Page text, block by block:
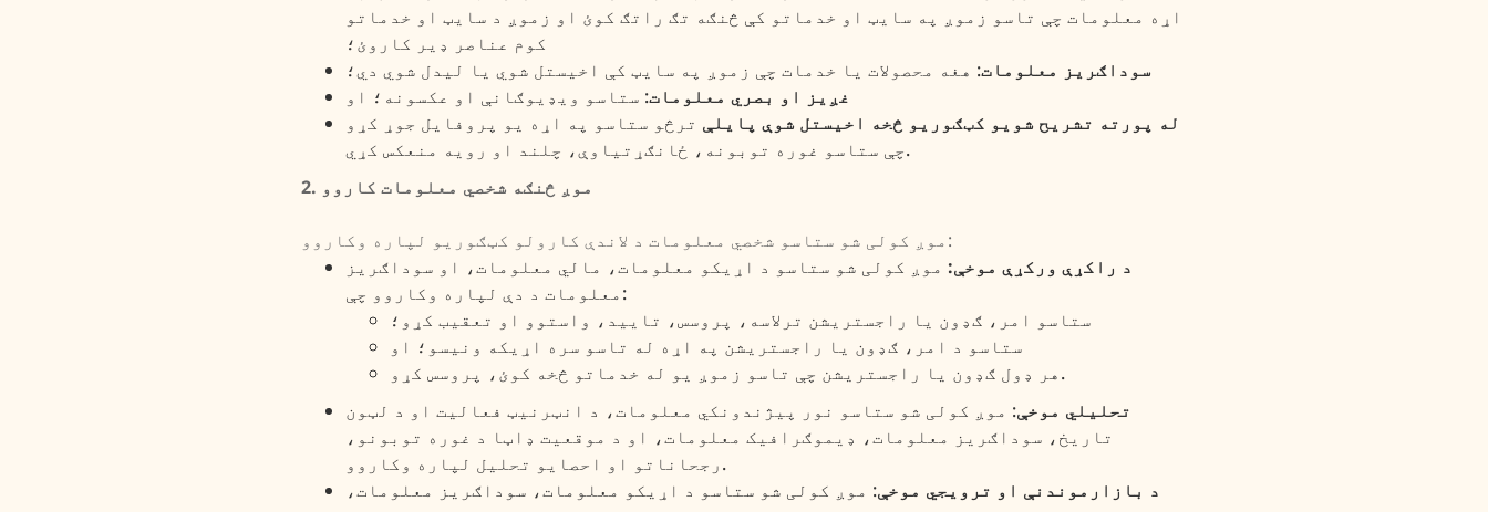
اړه معلومات چې تاسو زموږ په سایټ او خدماتو کې څنګه تګ راتګ کوئ او زموږ د سایټ او خدماتو
کوم عناصر ډیر کاروئ؛
سوداګریز معلومات: هغه محصولات یا خدمات چې زموږ په سایټ کې اخیستل شوي یا لیدل شوي دي؛
غږیز او بصري معلومات: ستاسو ویډیوګانې او عکسونه؛ او
له پورته تشریح شویو کټګوریو څخه اخیستل شوې پایلې ترڅو ستاسو په اړه یو پروفایل جوړ کړو
چې ستاسو غوره توبونه، ځانګړتیاوې، چلند او رویه منعکس کړي.
2. موږ څنګه شخصي معلومات کاروو
موږ کولی شو ستاسو شخصي معلومات د لاندې کارولو کټګوریو لپاره وکاروو:
د راکړې ورکړې موخې: موږ کولی شو ستاسو د اړیکو معلومات، مالي معلومات، او سوداګریز
معلومات د دې لپاره وکاروو چې:
ستاسو امر، ګډون یا راجستریشن ترلاسه، پروسس، تایید، واستوو او تعقیب کړو؛
ستاسو د امر، ګډون یا راجستریشن په اړه له تاسو سره اړیکه ونیسو؛ او
هر ډول ګډون یا راجستریشن چې تاسو زموږ یو له خدماتو څخه کوئ، پروسس کړو.
تحلیلي موخې: موږ کولی شو ستاسو نور پیژندونکي معلومات، د انټرنیټ فعالیت او د لټون
تاریخ، سوداګریز معلومات، ډیموګرافیک معلومات، او د موقعیت ډاټا د غوره توبونو،
رجحاناتو او احصایو تحلیل لپاره وکاروو.
د بازارموندنې او ترویجي موخې: موږ کولی شو ستاسو د اړیکو معلومات، سوداګریز معلومات،